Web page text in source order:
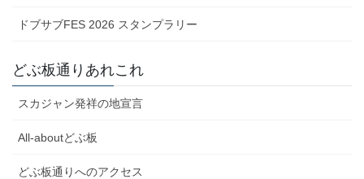
ドブサブFES 2026 スタンプラリー
どぶ板通りあれこれ
スカジャン発祥の地宣言
All-aboutどぶ板
どぶ板通りへのアクセス